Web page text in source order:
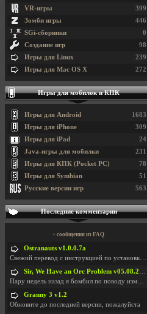
399
VR-игры
446
Зомби игры
0
SGi-сборники
98
Создание игр
239
Игры для Linux
272
Игры для Mac OS X
Игры для мобилок и КПК
1683
Игры для Android
309
Игры для iPhone
24
Игры для iPad
231
Java-игры для мобилки
78
Игры для КПК (Pocket PC)
51
Игры для Symbian
563
Русские версии игр
Последние комментарии
+ сообщения из FAQ
Ostranauts v1.0.0.7a
Свежий перевод с инструкцией по установкеhttps://g
Sir, We Have an Orc Problem v05.08.2026
Пару недель назад я бомбил по поводу изменения мин
Granny 3 v1.2
Обновите до последней версии, пожалуйста